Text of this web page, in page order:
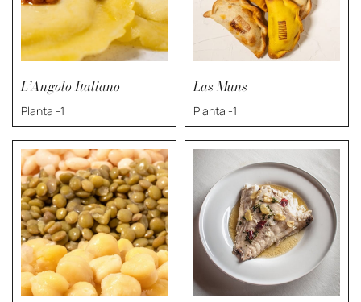
L’Angolo Italiano
Planta -1
Las Muns
Planta -1